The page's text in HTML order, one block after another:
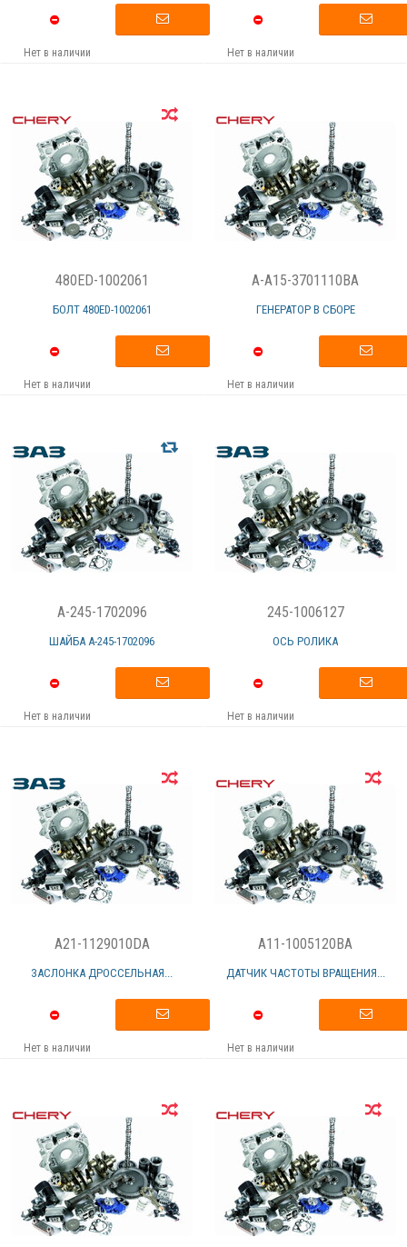
Нет в наличии Нет в наличии
480ED-1002061
БОЛТ 480ЕD-1002061
Нет в наличии
A-A15-3701110BA
ГЕНЕРАТОР В СБОРЕ
Нет в наличии
A-245-1702096
ШАЙБА А-245-1702096
Нет в наличии
245-1006127
ОСЬ РОЛИКА
Нет в наличии
A21-1129010DA
ЗАСЛОНКА ДРОССЕЛЬНАЯ...
Нет в наличии
A11-1005120BA
ДАТЧИК ЧАСТОТЫ ВРАЩЕНИЯ...
Нет в наличии